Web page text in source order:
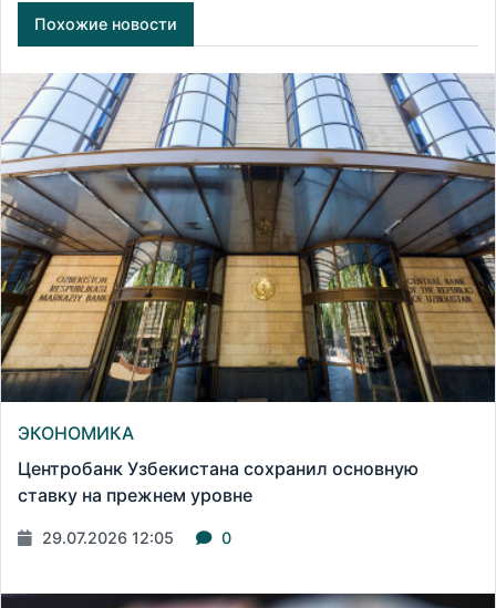
Похожие новости
ЭКОНОМИКА
Центробанк Узбекистана сохранил основную
ставку на прежнем уровне
29.07.2026 12:05 0